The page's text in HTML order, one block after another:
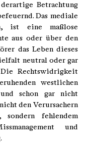
Betrachtung
Das mediale
ist eine maßlose
aus oder über den
das Leben dieses
neutral oder gar
Rechtswidrigkeit
westlichen
schon gar nicht
den Verursachern
fehlendem
und